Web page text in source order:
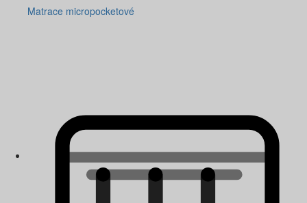
Matrace micropocketové